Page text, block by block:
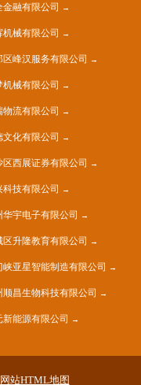
融有限公司
械有限公司
区峰汉服务有限公司
机械有限公司
流有限公司
文化有限公司
区西展证券有限公司
技有限公司
华宇电子有限公司
区升隆教育有限公司
峡亚星智能制造有限公司
顺昌生物科技有限公司
能源有限公司
网站HTML地图